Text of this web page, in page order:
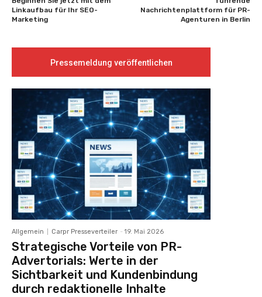
Linkaufbau für Ihr SEO-
Marketing
Nachrichtenplattform für PR-
Agenturen in Berlin
Pressemeldung veröffentlichen
Allgemein Carpr Presseverteiler - 19. Mai 2026
Strategische Vorteile von PR-
Advertorials: Werte in der
Sichtbarkeit und Kundenbindung
durch redaktionelle Inhalte